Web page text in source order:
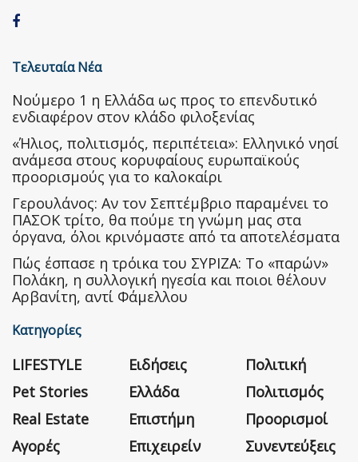
Τελευταία Νέα
Nούμερο 1 η Ελλάδα ως προς το επενδυτικό
ενδιαφέρον στον κλάδο φιλοξενίας
«Ήλιος, πολιτισμός, περιπέτεια»: Ελληνικό νησί
ανάμεσα στους κορυφαίους ευρωπαϊκούς
προορισμούς για το καλοκαίρι
Γερουλάνος: Αν τον Σεπτέμβριο παραμένει το
ΠΑΣΟΚ τρίτο, θα πούμε τη γνώμη μας στα
όργανα, όλοι κρινόμαστε από τα αποτελέσματα
Πώς έσπασε η τρόικα του ΣΥΡΙΖΑ: Το «παρών»
Πολάκη, η συλλογική ηγεσία και ποιοι θέλουν
Αρβανίτη, αντί Φάμελλου
Κατηγορίες
LIFESTYLE
Pet Stories
Real Estate
Αγορές
Ειδήσεις
Ελλάδα
Επιστήμη
Επιχειρείν
Πολιτική
Πολιτισμός
Προορισμοί
Συνεντεύξεις